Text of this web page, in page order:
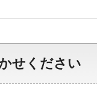
せください